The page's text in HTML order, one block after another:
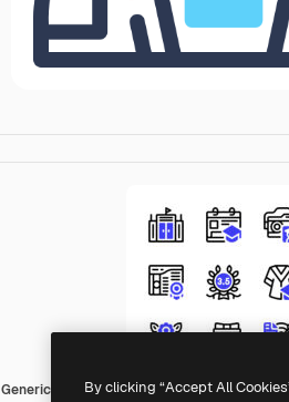
Generic color lineal-color
By clicking “Accept All